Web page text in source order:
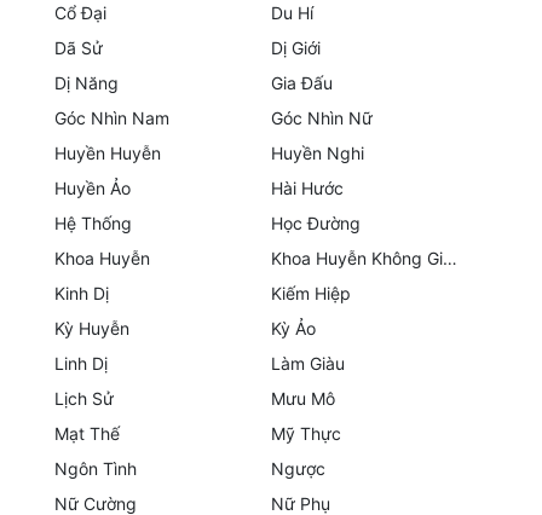
Kiếm Hiệp
Kỳ Huyễn
Làm Giàu
Lịch Sử
Mạt Thế
Mỹ Thực
Cổ Đại
Du Hí
Dã Sử
Dị Giới
Dị Năng
Gia Đấu
Góc Nhìn Nam
Góc Nhìn Nữ
Huyền Huyễn
Huyền Nghi
Huyền Ảo
Hài Hước
Hệ Thống
Học Đường
Khoa Huyễn
Khoa Huyễn Không Gian
Kinh Dị
Kiếm Hiệp
Kỳ Huyễn
Kỳ Ảo
Linh Dị
Làm Giàu
Lịch Sử
Mưu Mô
Mạt Thế
Mỹ Thực
Ngôn Tình
Ngược
Nữ Cường
Nữ Phụ